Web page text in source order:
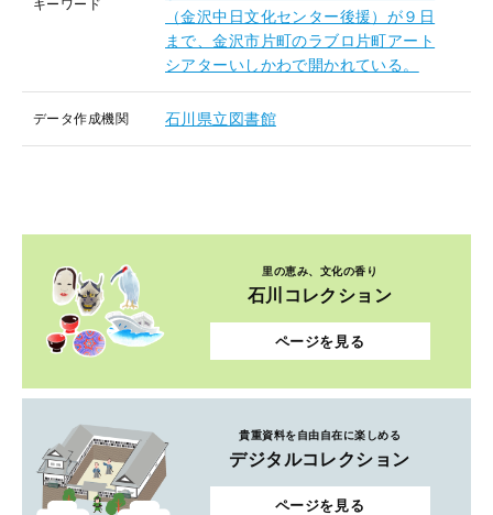
キーワード
（金沢中日文化センター後援）が９日
まで、金沢市片町のラブロ片町アート
シアターいしかわで開かれている。
データ作成機関 石川県立図書館
里の恵み、文化の香り
石川コレクション
ページを見る
貴重資料を自由自在に楽しめる
デジタルコレクション
ページを見る